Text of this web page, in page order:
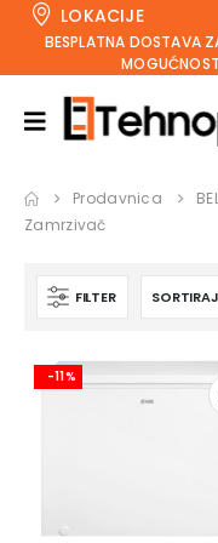
LOKACIJE
BESPLATNA DOSTAVA
Prodavnica
Zamrzivač
FILTER
-11%